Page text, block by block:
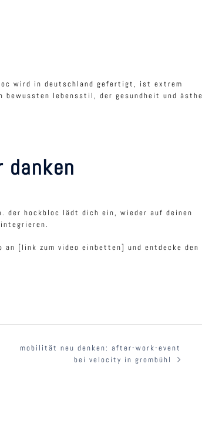
wird in deutschland gefertigt, ist extrem
bewussten lebensstil, der gesundheit und
der hockbloc lädt dich ein, wieder auf deinen
[link zum video einbetten] und entdecke den
mobilität neu denken: after-work-event
bei velocity in grombühl